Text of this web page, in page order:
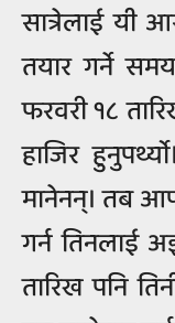
सात्रेलाई यी
तयार गर्ने
फरवरी १८
हाजिर
मानेनन्। तब
गर्न तिनलाई
तारिख पनि